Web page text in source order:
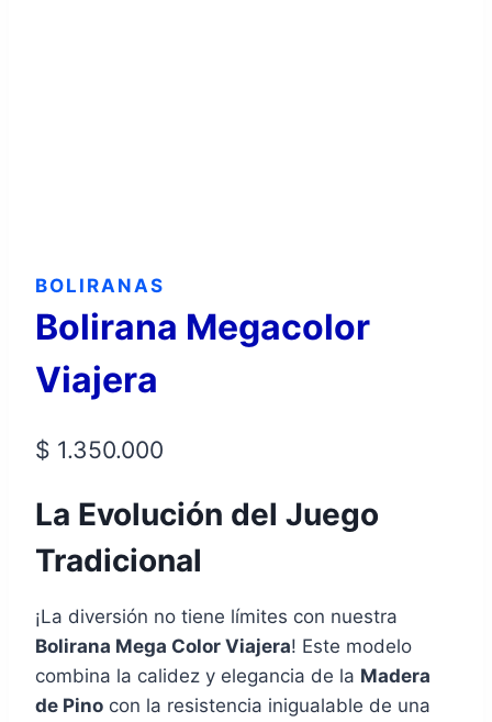
BOLIRANAS
Bolirana Megacolor
Viajera
$ 1.350.000
La Evolución del Juego
Tradicional
¡La diversión no tiene límites con nuestra
Bolirana Mega Color Viajera! Este modelo
combina la calidez y elegancia de la Madera
de Pino con la resistencia inigualable de una